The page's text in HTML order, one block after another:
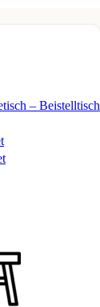
– Beistelltisch